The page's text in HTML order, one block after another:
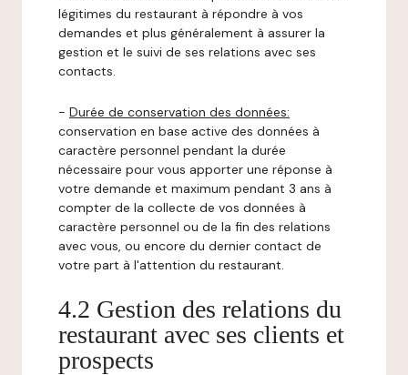
légitimes du restaurant à répondre à vos
demandes et plus généralement à assurer la
gestion et le suivi de ses relations avec ses
contacts.
- Durée de conservation des données:
conservation en base active des données à
caractère personnel pendant la durée
nécessaire pour vous apporter une réponse à
votre demande et maximum pendant 3 ans à
compter de la collecte de vos données à
caractère personnel ou de la fin des relations
avec vous, ou encore du dernier contact de
votre part à l'attention du restaurant.
4.2 Gestion des relations du
restaurant avec ses clients et
prospects